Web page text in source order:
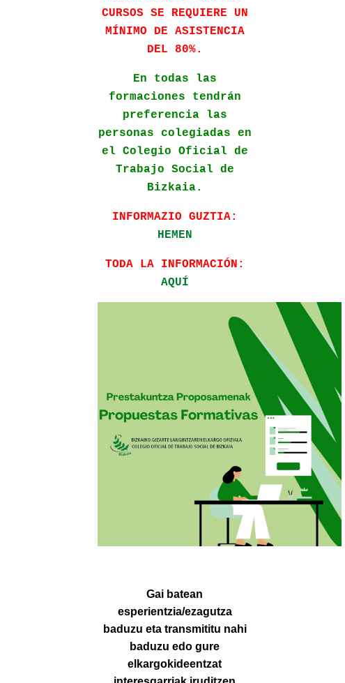
CURSOS SE REQUIERE UN
MÍNIMO DE ASISTENCIA
DEL 80%.
En todas las
formaciones tendrán
preferencia las
personas colegiadas en
el Colegio Oficial de
Trabajo Social de
Bizkaia.
INFORMAZIO GUZTIA:
HEMEN
TODA LA INFORMACIÓN:
AQUÍ
Gai batean
esperientzia/ezagutza
baduzu eta transmititu nahi
baduzu edo gure
elkargokideentzat